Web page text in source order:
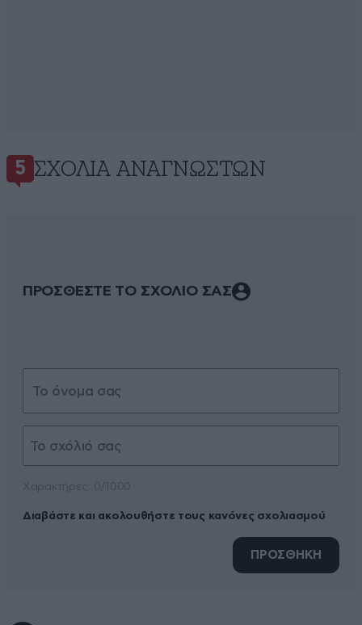
5 ΣΧΌΛΙΑ ΑΝΑΓΝΩΣΤΏΝ
ΠΡΟΣΘΕΣΤΕ ΤΟ ΣΧΟΛΙΟ ΣΑΣ
Διαβάστε και ακολουθήστε τους κανόνες σχολιασμού
ΠΡΟΣΘΗΚΗ